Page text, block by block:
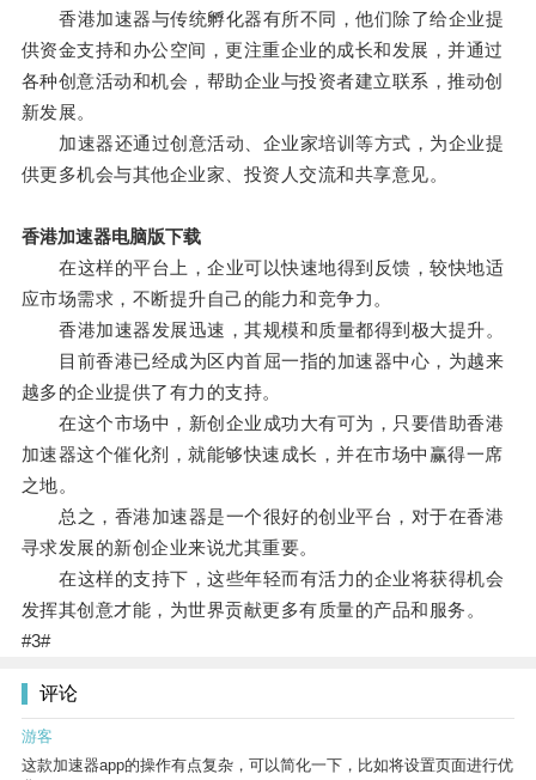
香港加速器与传统孵化器有所不同，他们除了给企业提
供资金支持和办公空间，更注重企业的成长和发展，并通过
各种创意活动和机会，帮助企业与投资者建立联系，推动创
新发展。
加速器还通过创意活动、企业家培训等方式，为企业提
供更多机会与其他企业家、投资人交流和共享意见。
香港加速器电脑版下载
在这样的平台上，企业可以快速地得到反馈，较快地适
应市场需求，不断提升自己的能力和竞争力。
香港加速器发展迅速，其规模和质量都得到极大提升。
目前香港已经成为区内首屈一指的加速器中心，为越来
越多的企业提供了有力的支持。
在这个市场中，新创企业成功大有可为，只要借助香港
加速器这个催化剂，就能够快速成长，并在市场中赢得一席
之地。
总之，香港加速器是一个很好的创业平台，对于在香港
寻求发展的新创企业来说尤其重要。
在这样的支持下，这些年轻而有活力的企业将获得机会
发挥其创意才能，为世界贡献更多有质量的产品和服务。
#3#
评论
游客
这款加速器app的操作有点复杂，可以简化一下，比如将设置页面进行优